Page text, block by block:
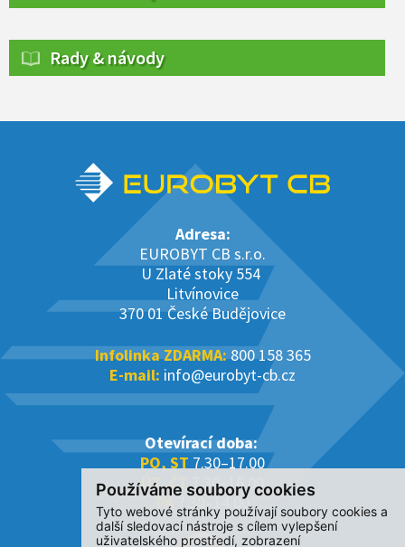
Používáme soubory cookies
Tyto webové stránky používají soubory cookies a
další sledovací nástroje s cílem vylepšení
uživatelského prostředí, zobrazení
Rady & návody
Adresa:
EUROBYT CB s.r.o.
U Zlaté stoky 554
Litvínovice
370 01 České Budějovice
Infolinka ZDARMA:800 158 365
E-mail: info@eurobyt-cb.cz
Otevírací doba:
PO, ST 7.30–17.00
ÚT, ČT7.30–16.00
PÁ7.30–14.00